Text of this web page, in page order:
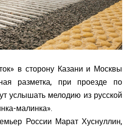
в сторону Казани и Москвы
разметка, при проезде по
услышать мелодию из русской
малинка».
России Марат Хуснуллин,